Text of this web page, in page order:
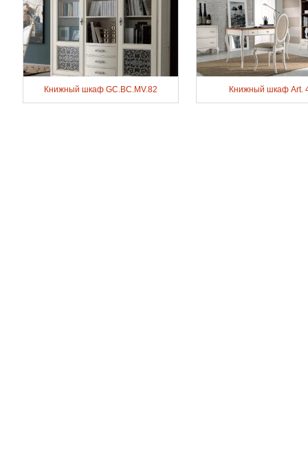
Книжный шкаф GC.BC.MV.82 Книжный шкаф Art.